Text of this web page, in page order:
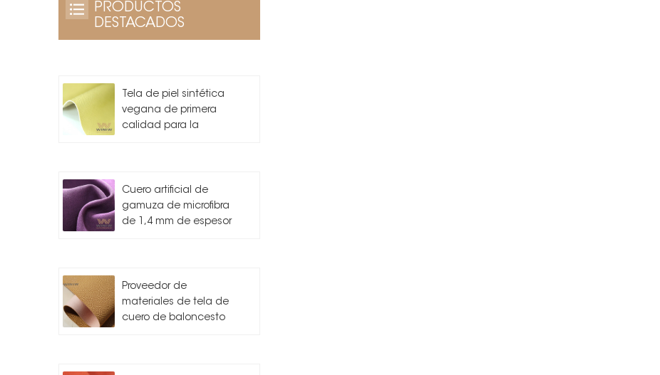
PRODUCTOS
DESTACADOS
Tela de piel sintética
vegana de primera
calidad para la
Cuero artificial de
gamuza de microfibra
de 1,4 mm de espesor
Proveedor de
materiales de tela de
cuero de baloncesto